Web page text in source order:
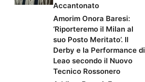
Accantonato
Amorim Onora Baresi:
‘Riporteremo il Milan al
suo Posto Meritato’. Il
Derby e la Performance di
Leao secondo il Nuovo
Tecnico Rossonero